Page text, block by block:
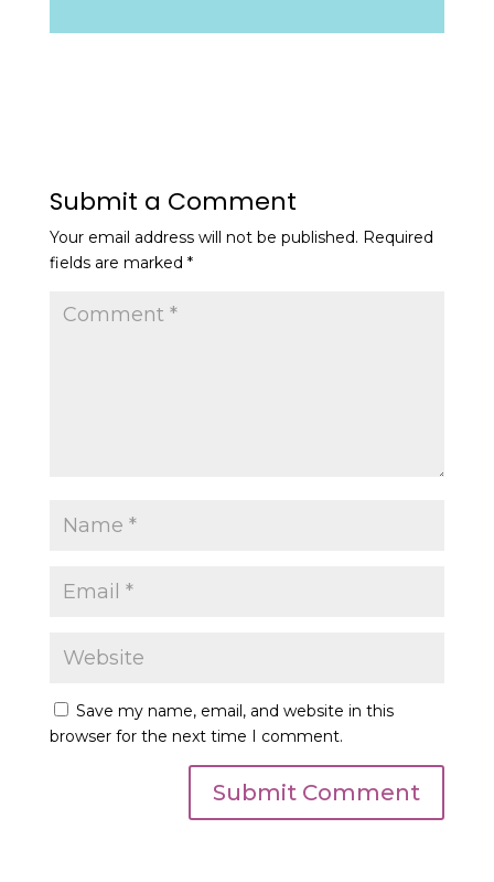
Submit a Comment
Your email address will not be published. Required
fields are marked *
Save my name, email, and website in this
browser for the next time I comment.